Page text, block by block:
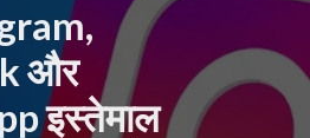
और
इस्तेमाल